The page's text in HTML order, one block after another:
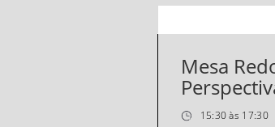
Mesa
15:30 às 17:30